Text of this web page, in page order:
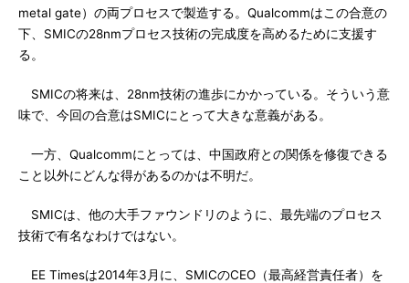
metal gate）の両プロセスで製造する。Qualcommはこの合意の
下、SMICの28nmプロセス技術の完成度を高めるために支援す
る。
SMICの将来は、28nm技術の進歩にかかっている。そういう意
味で、今回の合意はSMICにとって大きな意義がある。
一方、Qualcommにとっては、中国政府との関係を修復できる
こと以外にどんな得があるのかは不明だ。
SMICは、他の大手ファウンドリのように、最先端のプロセス
技術で有名なわけではない。
EE Timesは2014年3月に、SMICのCEO（最高経営責任者）を